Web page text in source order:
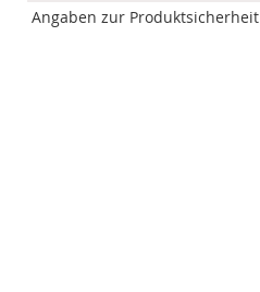
Angaben zur Produktsicherheit